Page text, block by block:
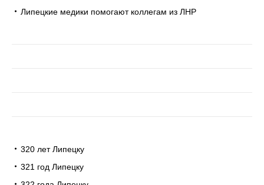
Липецкие медики помогают коллегам из ЛНР
320 лет Липецку
321 год Липецку